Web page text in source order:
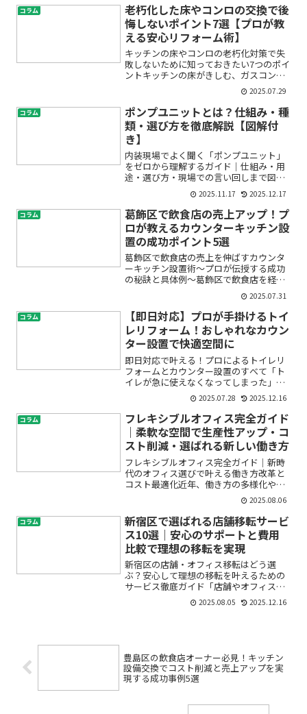
コラム
老朽化した床やコンロの交換で後
悔しないポイント7選【プロが教
える安心リフォーム術】
キッチンの床やコンロの老朽化対策で失
敗しないために知っておきたい7つのポイ
ントキッチンの床がきしむ、ガスコンロ
の点火が不安定——そんな小さな不調
も、「そろそろリフォーム時期かな」と
悩み始めるきっかけになりますよね。け
れど、いざコンロ交換や床...
2025.07.29
コラム
ポンプユニットとは？仕組み・種
類・選び方を徹底解説【図解付
き】
内装現場でよく聞く「ポンプユニット」
をゼロから理解するガイド｜仕組み・用
途・選び方・現場での言い回しまで図面
や工程打合せで「ここ、ポンプユニット
が入ります」と言われて、具体的に何を
指すのかイメージできず不安になったこ
とはありませんか？建設の...
2025.11.17 2025.12.17
コラム
葛飾区で飲食店の売上アップ！プ
ロが教えるカウンターキッチン設
置の成功ポイント5選
葛飾区で飲食店の売上を伸ばすカウンタ
ーキッチン設置術～プロが伝授する成功
の秘訣と具体例～葛飾区で飲食店を経営
している、もしくはこれから開業を考え
ているあなたへ。「カウンターキッチン
って本当に売上が伸びるの？」「設置費
用やレイアウトのコツが知...
2025.07.31
コラム
【即日対応】プロが手掛けるトイ
レリフォーム！おしゃれなカウン
ター設置で快適空間に
即日対応で叶える！プロによるトイレリ
フォームとカウンター設置のすべて「ト
イレが急に使えなくなってしまった」
「古くなったトイレをおしゃれにリフォ
ームしたい」「収納スペースが足りず困
っている」——そんなお悩みをお持ちで
はありませんか？トイレは毎...
2025.07.28 2025.12.16
コラム
フレキシブルオフィス完全ガイド
｜柔軟な空間で生産性アップ・コ
スト削減・選ばれる新しい働き方
フレキシブルオフィス完全ガイド｜新時
代のオフィス選びで叶える働き方改革と
コスト最適化近年、働き方の多様化やコ
スト削減のニーズから「フレキシブルオ
フィス」「シェアオフィス」「コワーキ
ングスペース」など、従来のオフィスと
は異なる新しい空間が注目...
2025.08.06
コラム
新宿区で選ばれる店舗移転サービ
ス10選｜安心のサポートと費用
比較で理想の移転を実現
新宿区の店舗・オフィス移転はどう選
ぶ？安心して理想の移転を叶えるための
サービス徹底ガイド「店舗やオフィスの
移転を考えているけれど、何から始めて
よいか分からない」「新宿区で信頼でき
2025.08.05 2025.12.16
豊島区の飲食店オーナー必見！キッチン
設備交換でコスト削減と売上アップを実
現する成功事例5選